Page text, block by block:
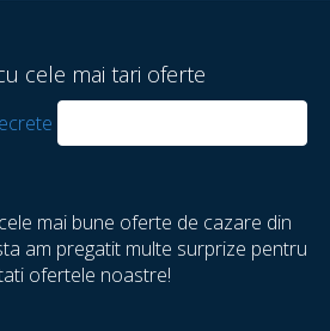
cele mai tari oferte
mai bune oferte de cazare din
am pregatit multe surprize pentru
ofertele noastre!